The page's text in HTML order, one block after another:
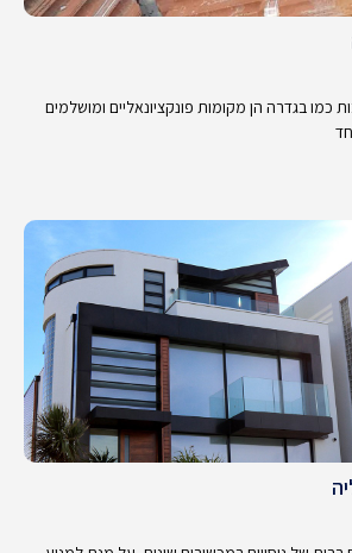
כמו בגדרה הן מקומות פונקציונאליים ומושלמים